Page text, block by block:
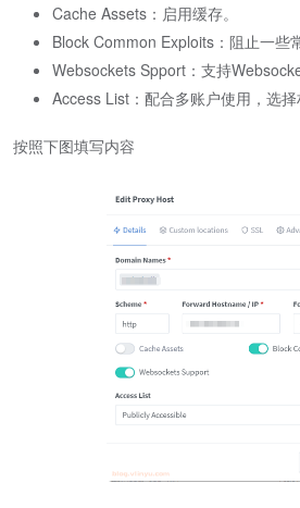
Cache Assets：启用缓存。
Block Common Exploits：阻止一些
Websockets Spport：支持
Access List：配合多账户使用，选择
按照下图填写内容